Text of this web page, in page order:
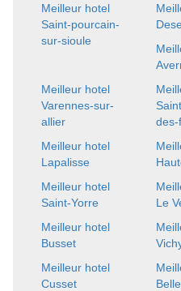
Meilleur hotel
Saint-pourcain-
sur-sioule
Meilleur hotel
Varennes-sur-
allier
des-
Meilleur hotel
Lapalisse
Meilleur hotel
Saint-Yorre
Le
Meilleur hotel
Busset
Meilleur hotel
Cusset